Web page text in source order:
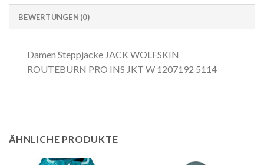
BEWERTUNGEN (0)
Damen Steppjacke JACK WOLFSKIN
ROUTEBURN PRO INS JKT W 1207192 5114
ÄHNLICHE PRODUKTE